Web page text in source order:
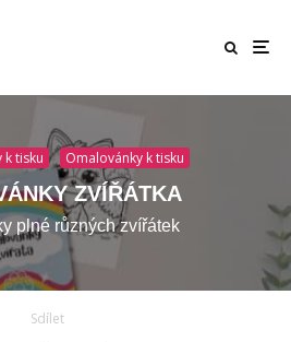
k tisku Omalovánky k tisku
ZVÍŘÁTKA
plné různých zvířátek
Sdílet